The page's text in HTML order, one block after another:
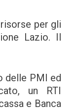
per gli
Lazio. Il
delle PMI ed
un RTI
e Banca